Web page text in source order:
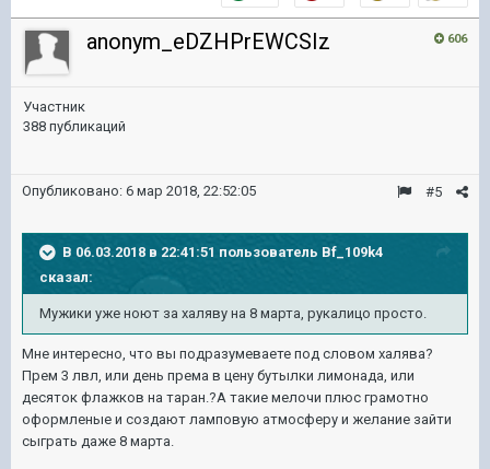
606
anonym_eDZHPrEWCSIz
Участник
388 публикаций
#5
Опубликовано: 6 мар 2018, 22:52:05
В 06.03.2018 в 22:41:51 пользователь Bf_109k4
сказал:
Мужики уже ноют за халяву на 8 марта, рукалицо просто.
Мне интересно, что вы подразумеваете под словом халява?
Прем 3 лвл, или день према в цену бутылки лимонада, или
десяток флажков на таран.?А такие мелочи плюс грамотно
оформленые и создают ламповую атмосферу и желание зайти
сыграть даже 8 марта.